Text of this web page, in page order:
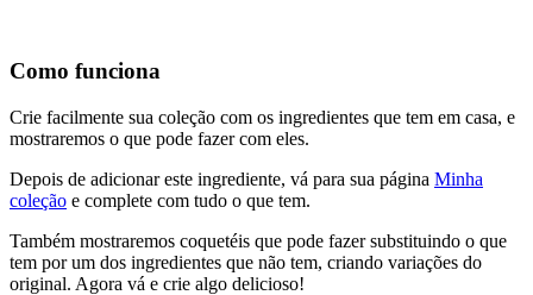
Como funciona
Crie facilmente sua coleção com os ingredientes que tem em casa, e
mostraremos o que pode fazer com eles.
Depois de adicionar este ingrediente, vá para sua página Minha
coleção e complete com tudo o que tem.
Também mostraremos coquetéis que pode fazer substituindo o que
tem por um dos ingredientes que não tem, criando variações do
original. Agora vá e crie algo delicioso!